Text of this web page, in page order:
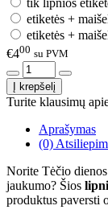
tik lipnios
etiketės +
etiketės +
€400 su PVM
Turite klausimų
Aprašymas
(0)
Norite Tėčio
jaukumo? Šios
produktus paversti